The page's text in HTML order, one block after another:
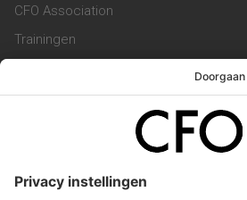
CFO Association
Trainingen
Vacatures
Service & Contact
Werken bij ons